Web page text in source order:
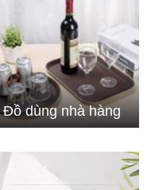
Đồ dùng nhà hàng